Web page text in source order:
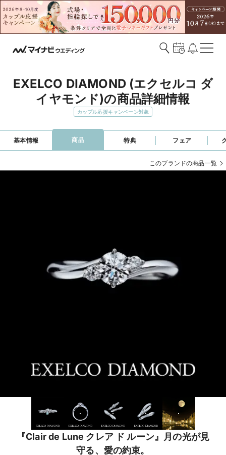
EXELCO DIAMOND (エクセルコ ダ
イヤモンド)の商品詳細情報
カップル応援キャンペーン対象
基本情報 商品 特典 フェア
このブランドの商品一覧
『Clair de Lune クレア ド ルーン』月の光が見
守る、愛の約束。